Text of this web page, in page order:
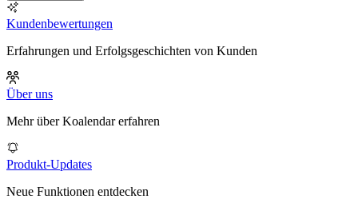
Kundenbewertungen
Erfahrungen und Erfolgsgeschichten von Kunden
Über uns
Mehr über Koalendar erfahren
Produkt-Updates
Neue Funktionen entdecken